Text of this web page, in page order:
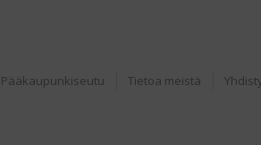
Pääkaupunkiseutu Tietoa meistä